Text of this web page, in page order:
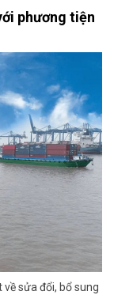
phương tiện
về sửa đổi, bổ sung